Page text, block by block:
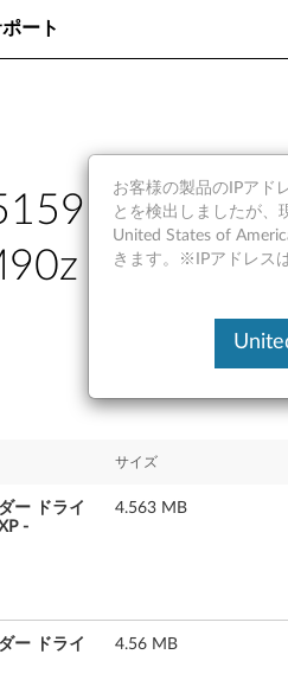
ート
カード
サイズ
ー ドライ
-
4.563 MB
ー ドライ
4.56 MB
お客様の製品のIPアド
とを検出しましたが、
United States of
きます。※IPアドレス